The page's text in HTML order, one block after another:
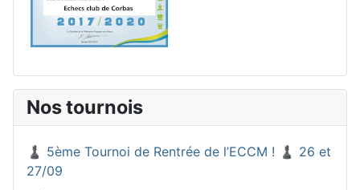
Nos tournois
♟️ 5ème Tournoi de Rentrée de l’ECCM ! ♟️ 26 et
27/09